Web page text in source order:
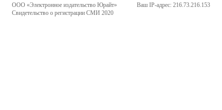
ООО «Электронное издательство Юрайт»
Свидетельство о регистрации СМИ 2020
Ваш IP-адрес: 216.73.216.153